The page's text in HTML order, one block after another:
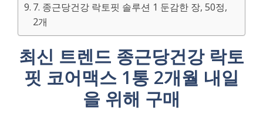
7. 종근당건강 락토핏 솔루션 1 둔감한 장, 50정,
2개
최신 트렌드 종근당건강 락토
핏 코어맥스 1통 2개월 내일
을 위해 구매